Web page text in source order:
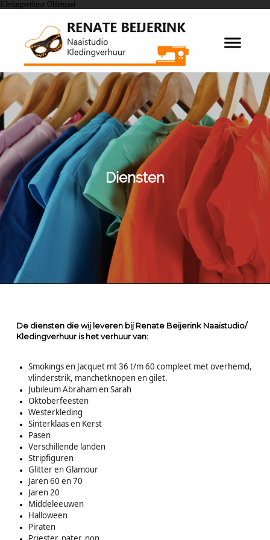
Kledingverhuur Oldenzaal
Diensten
De diensten die wij leveren bij Renate Beijerink Naaistudio/
Kledingverhuur is het verhuur van:
Smokings en Jacquet mt 36 t/m 60 compleet met overhemd,
vlinderstrik, manchetknopen en gilet.
Jubileum Abraham en Sarah
Oktoberfeesten
Westerkleding
Sinterklaas en Kerst
Pasen
Verschillende landen
Stripfiguren
Glitter en Glamour
Jaren 60 en 70
Jaren 20
Middeleeuwen
Halloween
Piraten